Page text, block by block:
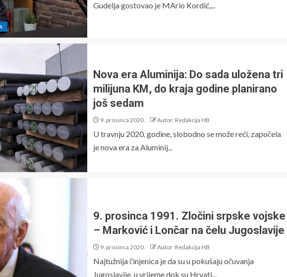
Gudelja gostovao je MArio Kordić,...
Nova era Aluminija: Do sada uložena tri
milijuna KM, do kraja godine planirano
još sedam
9. prosinca 2020. Autor: Redakcija HB
U travnju 2020. godine, slobodno se može reći, započela
je nova era za Aluminij...
9. prosinca 1991. Zločini srpske vojske
– Marković i Lončar na čelu Jugoslavije
9. prosinca 2020. Autor: Redakcija HB
Najtužnija činjenica je da su u pokušaju očuvanja
Jugoslavije, u vrijeme dok su Hrvati...